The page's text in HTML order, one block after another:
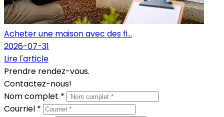
Acheter une maison avec des fi...
2026-07-31
Lire l'article
Prendre rendez-vous.
Contactez-nous!
Nom complet *
Courriel *